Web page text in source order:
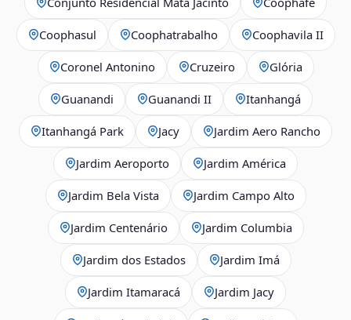
Coophasul Coophatrabalho Coophavila II
Coronel Antonino Cruzeiro Glória
Guanandi Guanandi II Itanhangá
Itanhangá Park Jacy Jardim Aero Rancho
Jardim Aeroporto Jardim América
Jardim Bela Vista Jardim Campo Alto
Jardim Centenário Jardim Columbia
Jardim dos Estados Jardim Imá
Jardim Itamaracá Jardim Jacy